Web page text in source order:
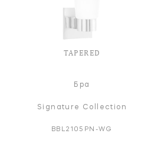
TAPERED
Бра
Signature Collection
BBL2105PN-WG